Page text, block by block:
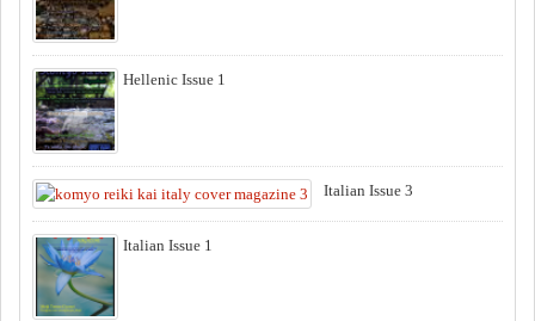
Hellenic Issue 1
Italian Issue 3
Italian Issue 1